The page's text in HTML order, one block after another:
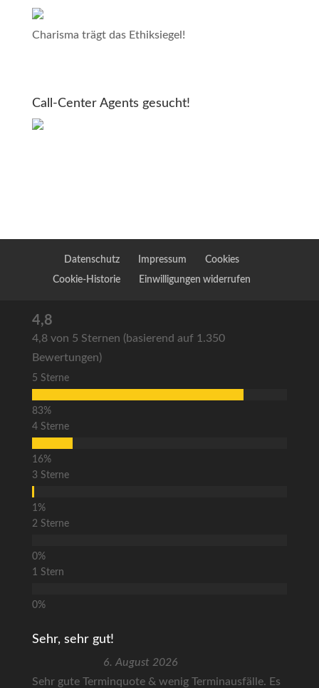
Charisma trägt das Ethiksiegel!
Call-Center Agents gesucht!
Datenschutz Impressum
Cookies
Cookie-Historie
Einwilligungen widerrufen
4,8
4,8 von 5 Sternen (basierend auf 1.350
Bewertungen)
5 Sterne
4 Sterne
3 Sterne
2 Sterne
1 Stern
Sehr, sehr gut!
6. August 2026
Sehr gute Terminquote & wenig Terminausfälle. Es